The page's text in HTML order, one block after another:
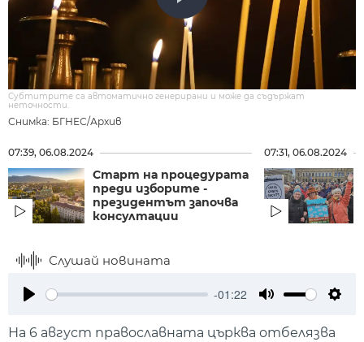
Снимка: БГНЕС/Архив
Субтитрите са автоматично генерирани и може да съдържат
неточности.
07:39, 06.08.2024
Старт на процедурата
преди изборите -
президентът започва
консултации
07:31, 06.08.2024
Слушай новината
-01:22
На 6 август православната църква отбелязва